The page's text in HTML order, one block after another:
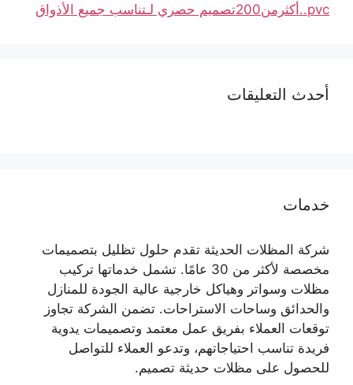
pvc..أكثرمن200تصميم حصري لـتناسب جميع الأذواق
أحدث التعليقات
خدمات
شركة المظلات الحديثة تقدم حلول تظليل بتصميمات
مخصصة لأكثر من 30 عامًا. تشمل خدماتها تركيب
مظلات وسواتر وهياكل خارجية عالية الجودة للمنازل
والحدائق وساحات الاستراحات. تضمن الشركة تجاوز
توقعات العملاء بفريق عمل معتمد وتصميمات يدوية
فريدة تناسب احتياجاتهم، وتدعو العملاء للتواصل
للحصول على مظلات حديثة تصميم.